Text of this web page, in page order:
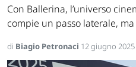
Con Ballerina, l’universo
compie un passo laterale,
di Biagio Petronaci 12 giugno 2025